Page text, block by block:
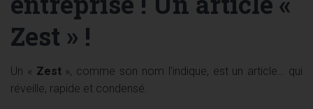
Zest » !
Un « Zest », comme son nom l’indique, est un article… qui
réveille, rapide et condensé.